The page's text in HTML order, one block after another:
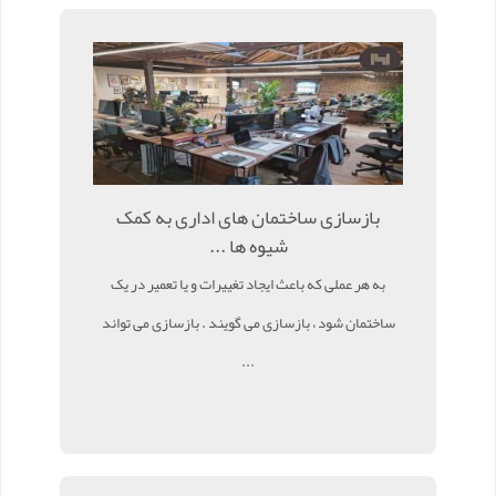
بازسازی ساختمان های اداری به کمک
شیوه ها ...
به هر عملی که باعث ایجاد تغییرات و یا تعمیر در یک
ساختمان شود ، بازسازی می گویند . بازسازی می تواند
...